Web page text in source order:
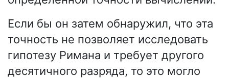
Если бы он затем обнаружил, что эта
точность не позволяет исследовать
гипотезу Римана и требует другого
десятичного разряда, то это могло